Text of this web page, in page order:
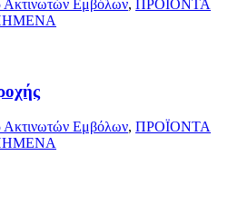
Ακτινωτών Εμβόλων, ΠΡΟΪΟΝΤΑ
Ακτινωτών Εμβόλων, ΠΡΟΪΟΝΤΑ